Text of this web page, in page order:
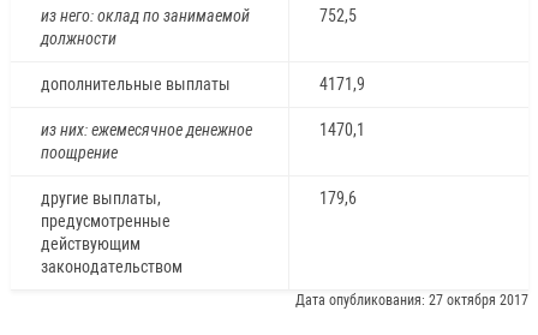
из него: оклад по занимаемой
должности
752,5
дополнительные выплаты 4171,9
из них: ежемесячное денежное
поощрение
1470,1
другие выплаты,
предусмотренные
действующим
законодательством
179,6
Дата опубликования: 27 октября 2017